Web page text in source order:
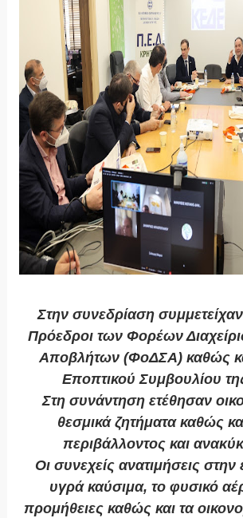
Στην συνεδρίαση
Πρόεδροι των Φορέων
Αποβλήτων (ΦοΔΣΑ) καθώς
Εποπτικού Συμβουλίου
Στη συνάντηση ετέθησαν
θεσμικά ζητήματα καθώς
περιβάλλοντος και
Οι συνεχείς ανατιμήσεις στην
υγρά καύσιμα, το φυσικό
προμήθειες καθώς και τα